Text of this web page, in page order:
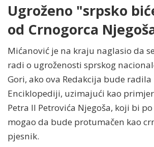
Ugroženo "srpsko
od Crnogorca
Mićanović je na kraju naglasio da
radi o ugroženosti sprskog
Gori, ako ova Redakcija bude radila
Enciklopediji, uzimajući kao
Petra II Petrovića Njegoša, koji bi
mogao da bude protumačen kao
pjesnik.